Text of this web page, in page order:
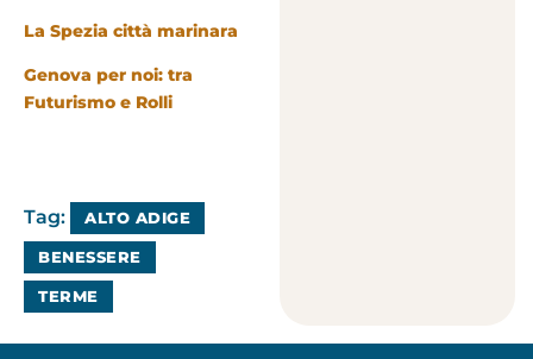
La Spezia città marinara
Genova per noi: tra
Futurismo e Rolli
Tag: ALTO ADIGE
BENESSERE
TERME